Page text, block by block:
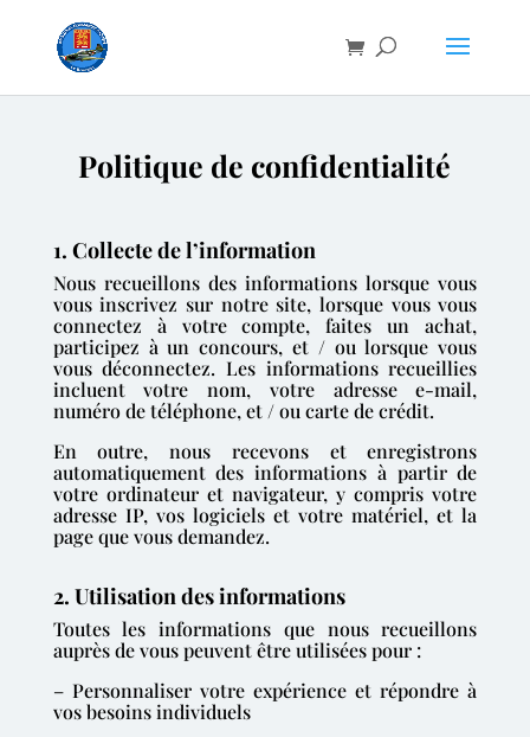
Politique de confidentialité
1. Collecte de l’information
Nous recueillons des informations lorsque vous
vous inscrivez sur notre site, lorsque vous vous
connectez à votre compte, faites un achat,
participez à un concours, et / ou lorsque vous
vous déconnectez. Les informations recueillies
incluent votre nom, votre adresse e-mail,
numéro de téléphone, et / ou carte de crédit.
En outre, nous recevons et enregistrons
automatiquement des informations à partir de
votre ordinateur et navigateur, y compris votre
adresse IP, vos logiciels et votre matériel, et la
page que vous demandez.
2. Utilisation des informations
Toutes les informations que nous recueillons
auprès de vous peuvent être utilisées pour :
– Personnaliser votre expérience et répondre à
vos besoins individuels